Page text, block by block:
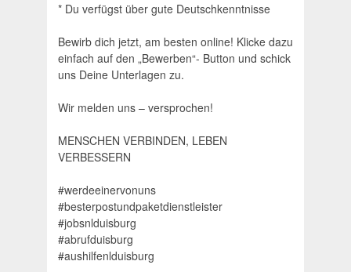
* Du verfügst über gute Deutschkenntnisse
Bewirb dich jetzt, am besten online! Klicke dazu
einfach auf den „Bewerben“- Button und schick
uns Deine Unterlagen zu.
Wir melden uns – versprochen!
MENSCHEN VERBINDEN, LEBEN
VERBESSERN
#werdeeinervonuns
#besterpostundpaketdienstleister
#jobsnlduisburg
#abrufduisburg
#aushilfenlduisburg